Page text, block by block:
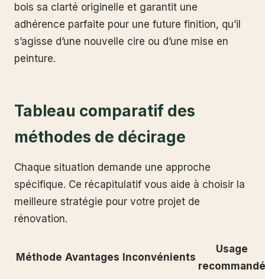
bois sa clarté originelle et garantit une
adhérence parfaite pour une future finition, qu’il
s’agisse d’une nouvelle cire ou d’une mise en
peinture.
Tableau comparatif des
méthodes de décirage
Chaque situation demande une approche
spécifique. Ce récapitulatif vous aide à choisir la
meilleure stratégie pour votre projet de
rénovation.
Méthode Avantages Inconvénients
Usage
recommandé